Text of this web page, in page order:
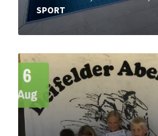
SPORT
Mehr
erfahren